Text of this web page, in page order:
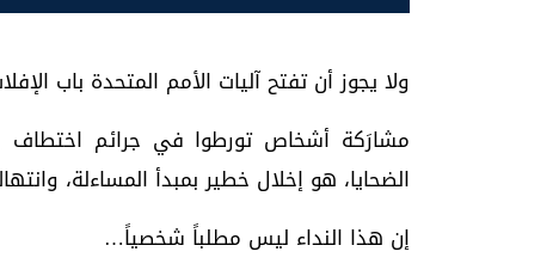
ولا يجوز أن تفتح آليات الأمم المتحدة باب
مشارَكة أشخاص تورطوا في جرائم
الضحايا، هو إخلال خطير بمبدأ المساءلة،
إن هذا النداء ليس مطلباً شخصياً…